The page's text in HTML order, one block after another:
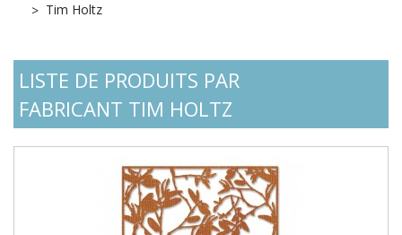
Tim Holtz
LISTE DE PRODUITS PAR
FABRICANT TIM HOLTZ